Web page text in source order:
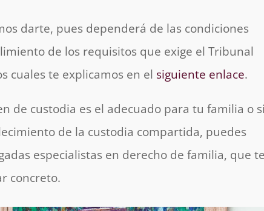
darte, pues dependerá de las condiciones
de los requisitos que exige el Tribunal
cuales te explicamos en el siguiente enlace.
de custodia es el adecuado para tu familia o
de la custodia compartida, puedes
especialistas en derecho de familia, que
concreto.